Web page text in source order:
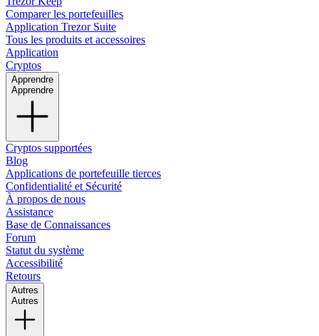
Comparer les portefeuilles
Application Trezor Suite
Tous les produits et accessoires
Application
Cryptos
Apprendre
Apprendre
Cryptos supportées
Blog
Applications de portefeuille tierces
Confidentialité et Sécurité
À propos de nous
Assistance
Base de Connaissances
Forum
Statut du système
Accessibilité
Retours
Autres
Autres